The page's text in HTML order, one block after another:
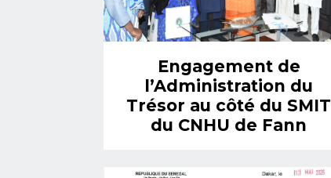
Engagement de
l’Administration du
Trésor au côté du SMIT
du CNHU de Fann